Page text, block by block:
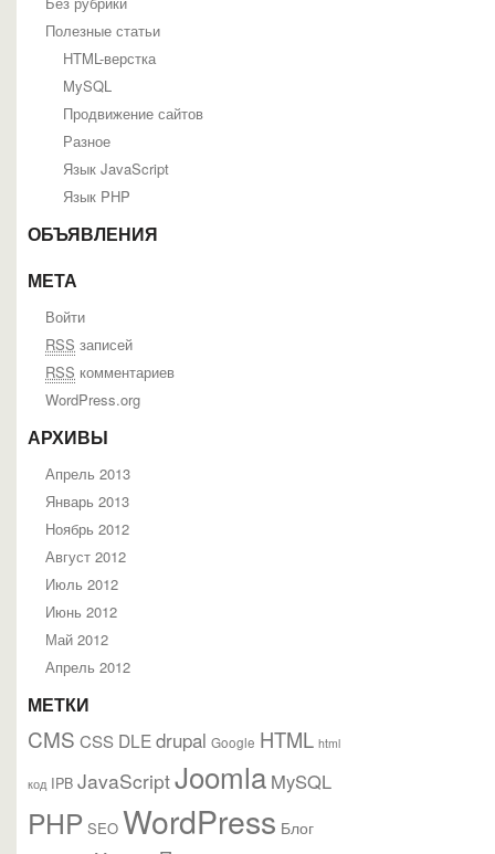
Полезные статьи
HTML-верстка
MySQL
Продвижение сайтов
Разное
Язык JavaScript
Язык PHP
ОБЪЯВЛЕНИЯ
МЕТА
Войти
RSS записей
RSS комментариев
WordPress.org
АРХИВЫ
Апрель 2013
Январь 2013
Ноябрь 2012
Август 2012
Июль 2012
Июнь 2012
Май 2012
Апрель 2012
МЕТКИ
CMS CSS DLEdrupal Google HTML html
код IPB JavaScriptJoomla MySQL
PHP SEO WordPress Блог